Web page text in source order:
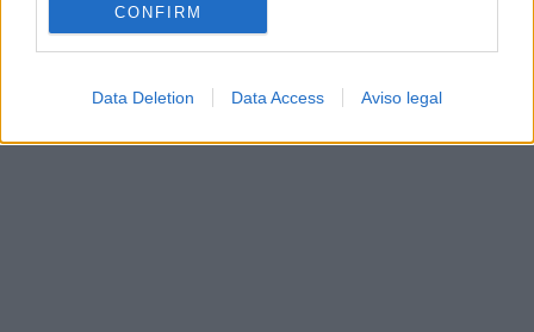
CONFIRM
Data Deletion Data Access Aviso legal